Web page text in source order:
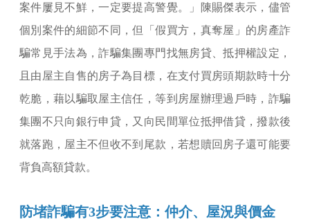
案件屢見不鮮，一定要提高警覺。」陳賜傑表示，儘管
個別案件的細節不同，但「假買方，真奪屋」的房產詐
騙常見手法為，詐騙集團專門找無房貸、抵押權設定，
且由屋主自售的房子為目標，在支付買房頭期款時十分
乾脆，藉以騙取屋主信任，等到房屋辦理過戶時，詐騙
集團不只向銀行申貸，又向民間單位抵押借貸，撥款後
就落跑，屋主不但收不到尾款，若想贖回房子還可能要
背負高額貸款。
防堵詐騙有3步要注意：仲介、屋況與價金